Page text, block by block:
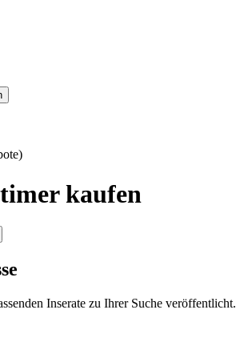
kaufen
Inserate zu Ihrer Suche veröffentlicht.